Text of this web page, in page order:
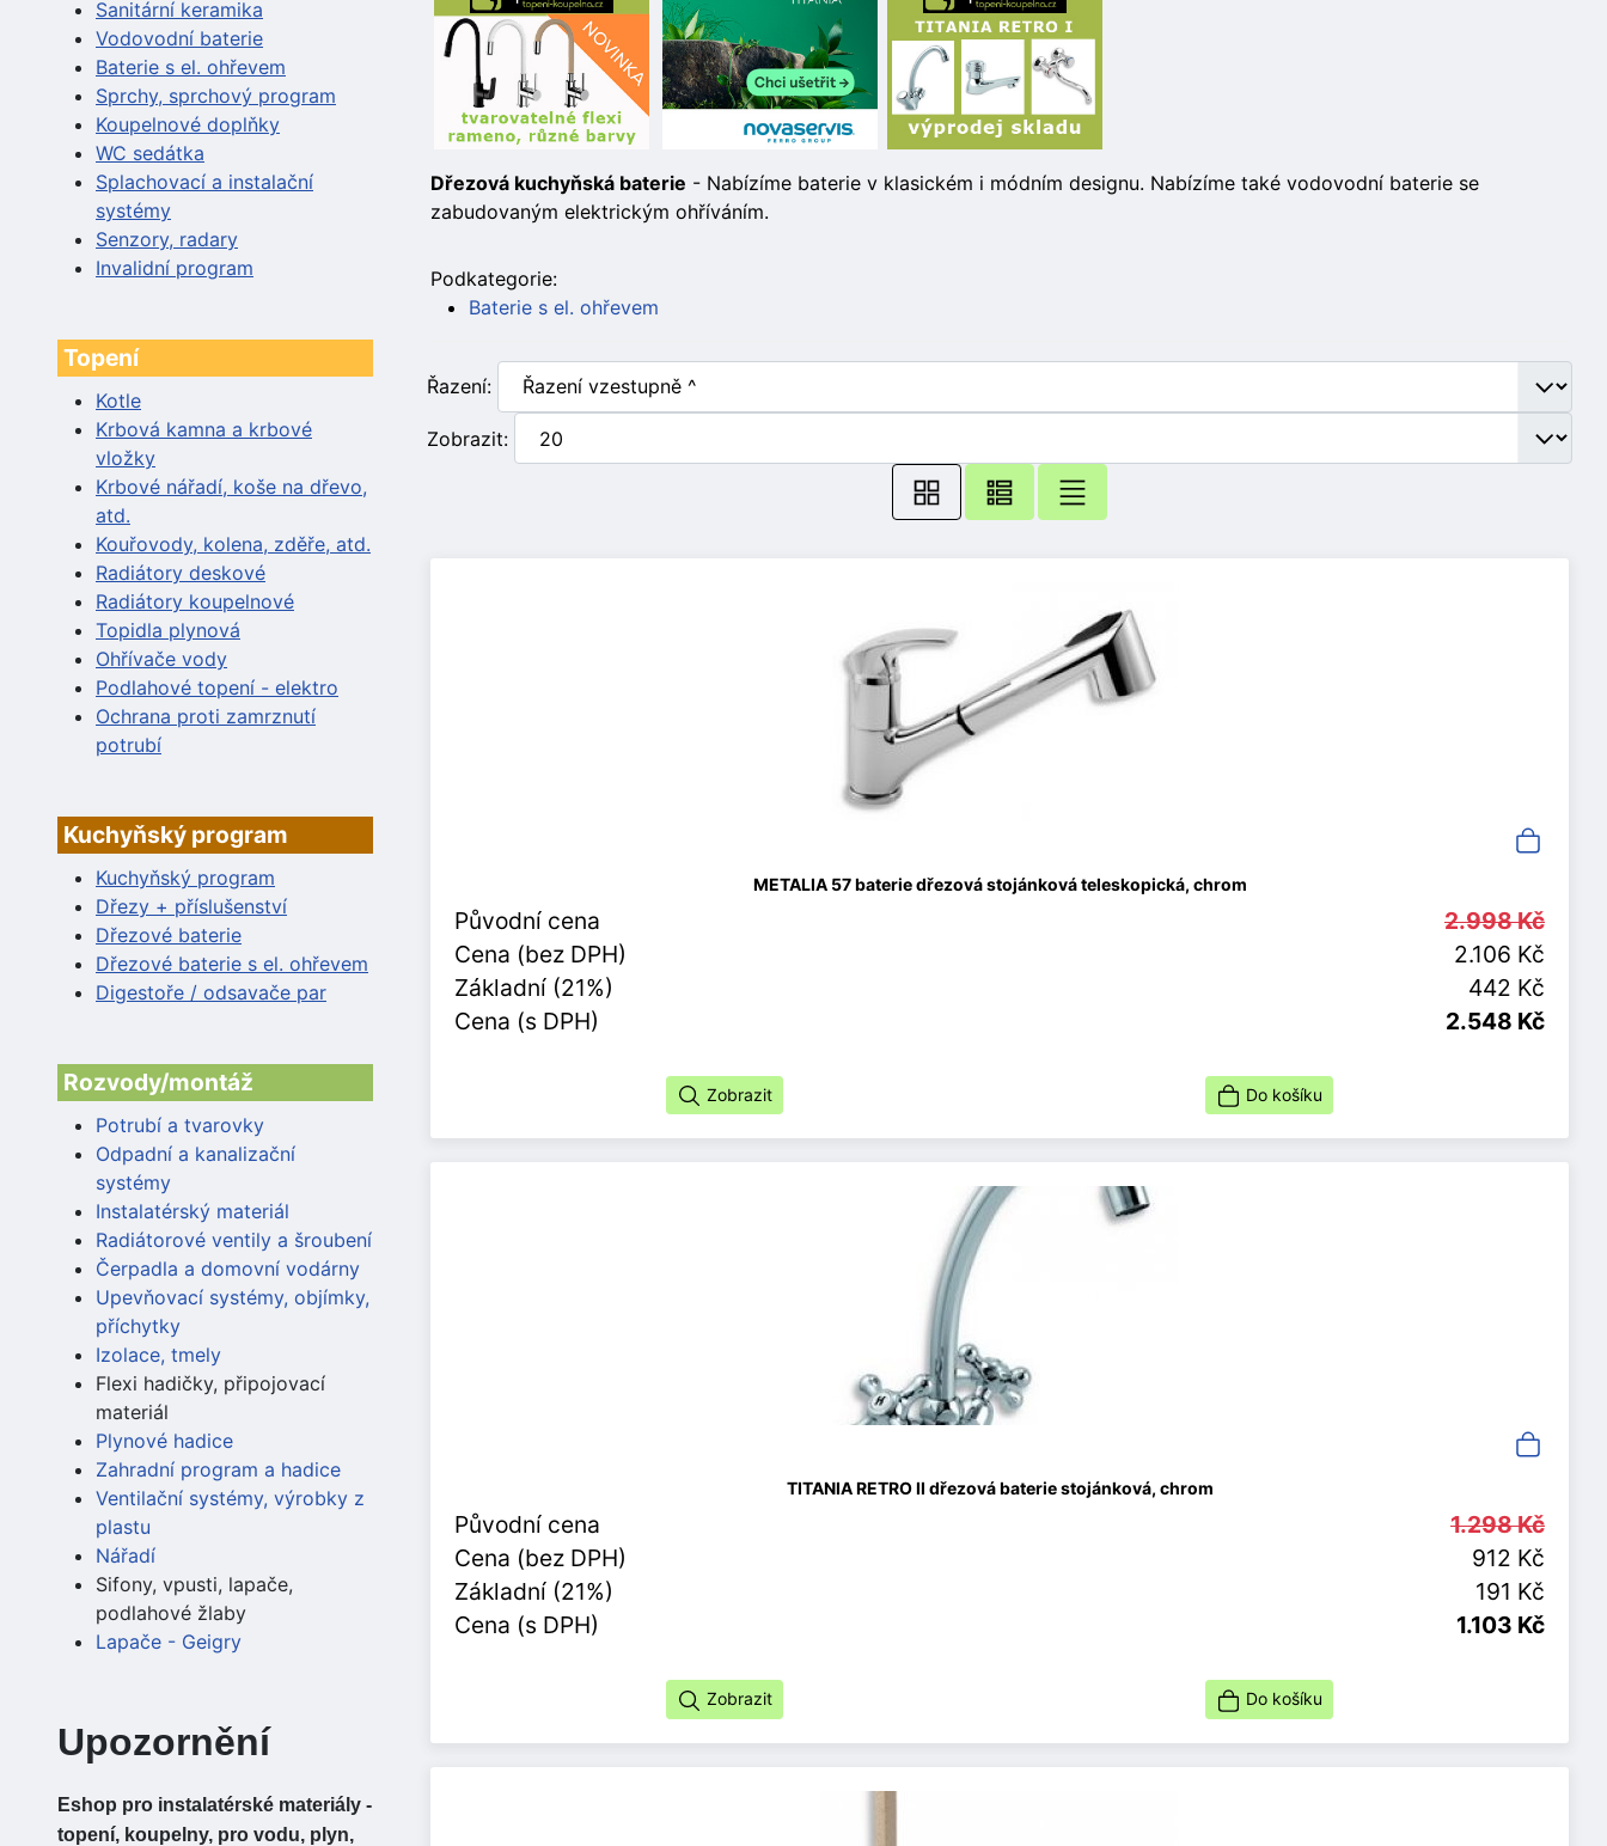
Sanitární keramika
Vodovodní baterie
Baterie s el. ohřevem
Sprchy, sprchový program
Koupelnové doplňky
WC sedátka
Splachovací a instalační
systémy
Senzory, radary
Invalidní program
Topení
Kotle
Krbová kamna a krbové
vložky
Krbové nářadí, koše na dřevo,
atd.
Kouřovody, kolena, zděře, atd.
Radiátory deskové
Radiátory koupelnové
Topidla plynová
Ohřívače vody
Podlahové topení - elektro
Ochrana proti zamrznutí
potrubí
Kuchyňský program
Kuchyňský program
Dřezy + příslušenství
Dřezové baterie
Dřezové baterie s el. ohřevem
Digestoře / odsavače par
Rozvody/montáž
Potrubí a tvarovky
Odpadní a kanalizační
systémy
Instalatérský materiál
Radiátorové ventily a šroubení
Čerpadla a domovní vodárny
Upevňovací systémy, objímky,
příchytky
Izolace, tmely
Flexi hadičky, připojovací
materiál
Plynové hadice
Zahradní program a hadice
Ventilační systémy, výrobky z
plastu
Nářadí
Sifony, vpusti, lapače,
podlahové žlaby
Lapače - Geigry
Upozornění
Eshop pro instalatérské materiály -
topení, koupelny, pro vodu, plyn,
Dřezová kuchyňská baterie - Nabízíme baterie v klasickém i módním designu. Nabízíme také vodovodní baterie se
zabudovaným elektrickým ohříváním.
Podkategorie:
Baterie s el. ohřevem
Řazení:
Zobrazit:
METALIA 57 baterie dřezová stojánková teleskopická, chrom
Původní cena
2.998 Kč
Cena (bez DPH)
2.106 Kč
Základní (21%)
442 Kč
Cena (s DPH)
2.548 Kč
Zobrazit Do košíku
TITANIA RETRO II dřezová baterie stojánková, chrom
Původní cena
1.298 Kč
Cena (bez DPH)
912 Kč
Základní (21%)
191 Kč
Cena (s DPH)
1.103 Kč
Zobrazit Do košíku